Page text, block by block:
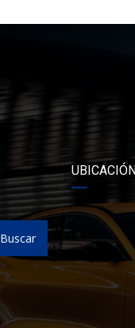
Buscar
UBICACIÓN